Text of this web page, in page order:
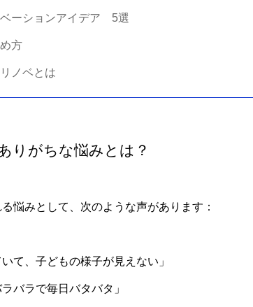
ーションアイデア 5選
方
ノベとは
りがちな悩みとは？
悩みとして、次のような声があります：
て、子どもの様子が見えない」
バラで毎日バタバタ」